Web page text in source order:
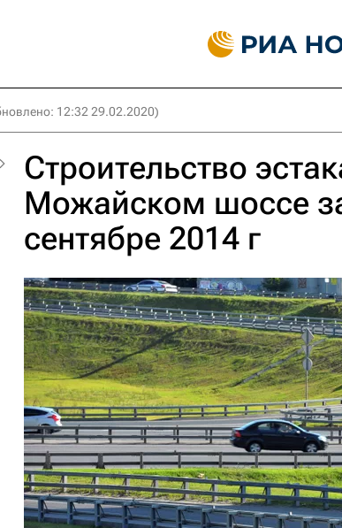
12:32 29.02.2020)
Строительство
Можайском шоссе
сентябре 2014 г